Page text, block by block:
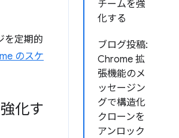
チームを強
化する
ブログ投稿:
Chrome 拡
張機能のメ
ッセージン
グで構造化
クローンを
アンロック
を定期的
のスケ
化す